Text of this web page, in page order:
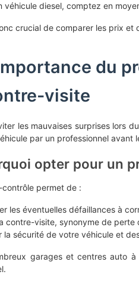
véhicule diesel, comptez en
crucial de comparer les prix
du
visite
les mauvaises surprises lors
par un professionnel avant
opter pour un
contrôle permet de :
les éventuelles défaillances à
contre-visite, synonyme de
la sécurité de votre véhicule et
garages et centres auto